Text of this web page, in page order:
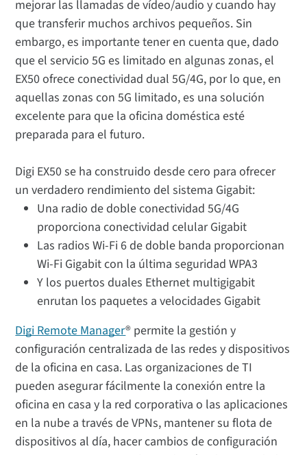
mejorar las llamadas de vídeo/audio y cuando hay
que transferir muchos archivos pequeños. Sin
embargo, es importante tener en cuenta que, dado
que el servicio 5G es limitado en algunas zonas, el
EX50 ofrece conectividad dual 5G/4G, por lo que, en
aquellas zonas con 5G limitado, es una solución
excelente para que la oficina doméstica esté
preparada para el futuro.
Digi EX50 se ha construido desde cero para ofrecer
un verdadero rendimiento del sistema Gigabit:
Una radio de doble conectividad 5G/4G
proporciona conectividad celular Gigabit
Las radios Wi-Fi 6 de doble banda proporcionan
Wi-Fi Gigabit con la última seguridad WPA3
Y los puertos duales Ethernet multigigabit
enrutan los paquetes a velocidades Gigabit
Digi Remote Manager® permite la gestión y
configuración centralizada de las redes y dispositivos
de la oficina en casa. Las organizaciones de TI
pueden asegurar fácilmente la conexión entre la
oficina en casa y la red corporativa o las aplicaciones
en la nube a través de VPNs, mantener su flota de
dispositivos al día, hacer cambios de configuración